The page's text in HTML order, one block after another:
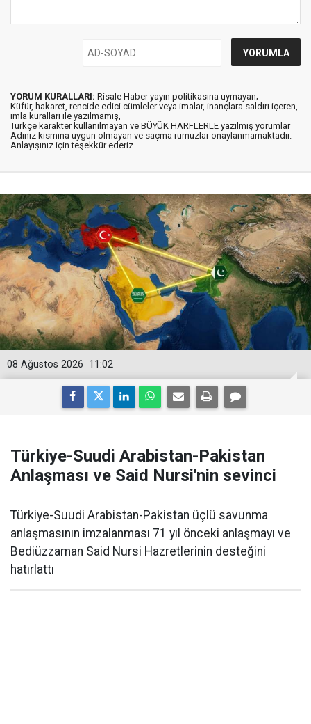
YORUM KURALLARI: Risale Haber yayın politikasına uymayan;
Küfür, hakaret, rencide edici cümleler veya imalar, inançlara saldırı içeren,
imla kuralları ile yazılmamış,
Türkçe karakter kullanılmayan ve BÜYÜK HARFLERLE yazılmış yorumlar
Adınız kısmına uygun olmayan ve saçma rumuzlar onaylanmamaktadır.
Anlayışınız için teşekkür ederiz.
11:02
08 Ağustos 2026
Türkiye-Suudi Arabistan-Pakistan
Anlaşması ve Said Nursi'nin sevinci
Türkiye-Suudi Arabistan-Pakistan üçlü savunma
anlaşmasının imzalanması 71 yıl önceki anlaşmayı ve
Bediüzzaman Said Nursi Hazretlerinin desteğini
hatırlattı